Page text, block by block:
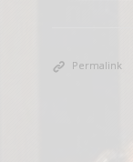
Permalink